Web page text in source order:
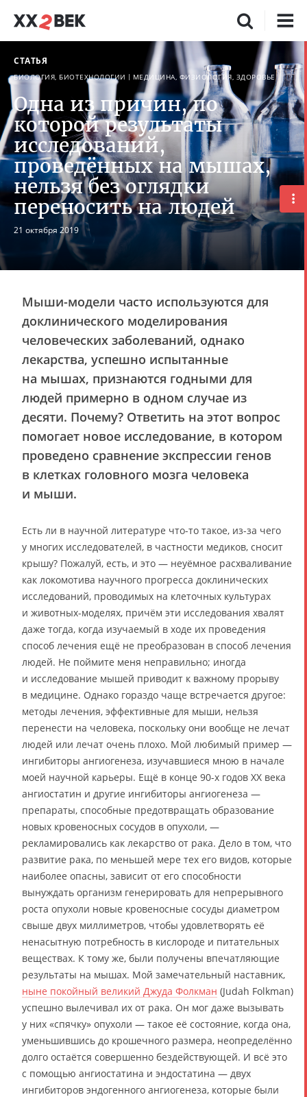
СТАТЬЯ
БИОЛОГИЯ, БИОТЕХНОЛОГИИ МЕДИЦИНА, ФИЗИОЛОГИЯ, ЗДОРОВЬЕ
Одна из причин, по
которой результаты
исследований,
проведённых на мышах,
нельзя без оглядки
переносить на людей
21 октября 2019
Мыши-модели часто используются для
доклинического моделирования
человеческих заболеваний, однако
лекарства, успешно испытанные
на мышах, признаются годными для
людей примерно в одном случае из
десяти. Почему? Ответить на этот вопрос
помогает новое исследование, в котором
проведено сравнение экспрессии генов
в клетках головного мозга человека
и мыши.
Есть ли в научной литературе что-то такое, из-за чего
у многих исследователей, в частности медиков, сносит
крышу? Пожалуй, есть, и это — неуёмное расхваливание
как локомотива научного прогресса доклинических
исследований, проводимых на клеточных культурах
и животных-моделях, причём эти исследования хвалят
даже тогда, когда изучаемый в ходе их проведения
способ лечения ещё не преобразован в способ лечения
людей. Не поймите меня неправильно; иногда
и исследование мышей приводит к важному прорыву
в медицине. Однако гораздо чаще встречается другое:
методы лечения, эффективные для мыши, нельзя
перенести на человека, поскольку они вообще не лечат
людей или лечат очень плохо. Мой любимый пример —
ингибиторы ангиогенеза, изучавшиеся мною в начале
моей научной карьеры. Ещё в конце 90-х годов ХХ века
ангиостатин и другие ингибиторы ангиогенеза —
препараты, способные предотвращать образование
новых кровеносных сосудов в опухоли, —
рекламировались как лекарство от рака. Дело в том, что
развитие рака, по меньшей мере тех его видов, которые
наиболее опасны, зависит от его способности
вынуждать организм генерировать для непрерывного
роста опухоли новые кровеносные сосуды диаметром
свыше двух миллиметров, чтобы удовлетворять её
ненасытную потребность в кислороде и питательных
веществах. К тому же, были получены впечатляющие
результаты на мышах. Мой замечательный наставник,
ныне покойный великий Джуда Фолкман (Judah Folkman)
успешно вылечивал их от рака. Он мог даже вызывать
у них «спячку» опухоли — такое её состояние, когда она,
уменьшившись до крошечного размера, неопределённо
долго остаётся совершенно бездействующей. И всё это
с помощью ангиостатина и эндостатина — двух
ингибиторов эндогенного ангиогенеза, которые были